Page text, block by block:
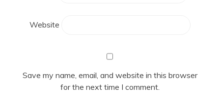
Website
Save my name, email, and website in this browser
for the next time I comment.